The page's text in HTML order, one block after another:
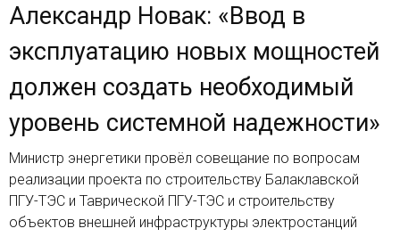
Александр Новак: «Ввод в
эксплуатацию новых мощностей
должен создать необходимый
уровень системной надежности»
Министр энергетики провёл совещание по вопросам
реализации проекта по строительству Балаклавской
ПГУ-ТЭС и Таврической ПГУ-ТЭС и строительству
объектов внешней инфраструктуры электростанций